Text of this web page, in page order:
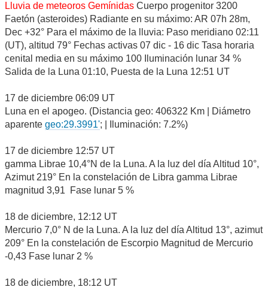
Lluvia de meteoros Gemínidas Cuerpo progenitor 3200
Faetón (asteroides) Radiante en su máximo: AR 07h 28m,
Dec +32° Para el máximo de la lluvia: Paso meridiano 02:11
(UT), altitud 79° Fechas activas 07 dic - 16 dic Tasa horaria
cenital media en su máximo 100 Iluminación lunar 34 %
Salida de la Luna 01:10, Puesta de la Luna 12:51 UT
17 de diciembre 06:09 UT
Luna en el apogeo. (Distancia geo: 406322 Km | Diámetro
aparente geo:29.3991'; | Iluminación: 7.2%)
17 de diciembre 12:57 UT
gamma Librae 10,4°N de la Luna. A la luz del día Altitud 10°,
Azimut 219° En la constelación de Libra gamma Librae
magnitud 3,91 Fase lunar 5 %
18 de diciembre, 12:12 UT
Mercurio 7,0° N de la Luna. A la luz del día Altitud 13°, azimut
209° En la constelación de Escorpio Magnitud de Mercurio
-0,43 Fase lunar 2 %
18 de diciembre, 18:12 UT